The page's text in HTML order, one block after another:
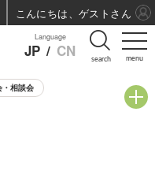
menu
Language
JP / CN search
・相談会
こんにちは、ゲストさん